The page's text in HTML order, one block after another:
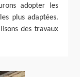
adopter les
plus adaptées.
des travaux